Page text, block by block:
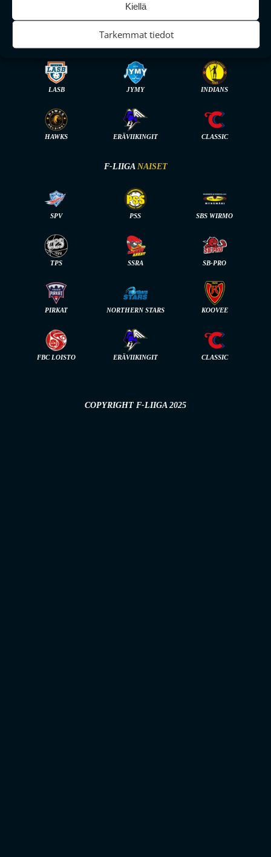
Kiellä
Tarkemmat tiedot
LASB JYMY INDIANS
HAWKS ERÄVIIKINGIT CLASSIC
F-LIIGA NAISET
SPV PSS SBS WIRMO
TPS SSRA SB-PRO
PIRKAT NORTHERN STARS KOOVEE
FBC LOISTO ERÄVIIKINGIT CLASSIC
COPYRIGHT F-LIIGA 2025